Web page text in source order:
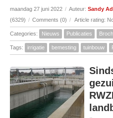
maandag 27 juni 2022 / Auteur: Sandy
(6329) / Comments (0) / Article rating:
Categories: Nieuws Publicaties
Tags: irrigatie bemesting tuinbouw